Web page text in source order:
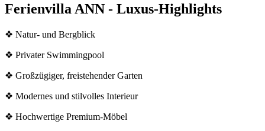
Ferienvilla ANN - Luxus-Highlights
❖ Natur- und Bergblick
❖ Privater Swimmingpool
❖ Großzügiger, freistehender Garten
❖ Modernes und stilvolles Interieur
❖ Hochwertige Premium-Möbel